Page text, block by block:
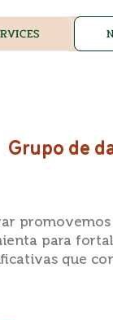
Grupo de
para
que